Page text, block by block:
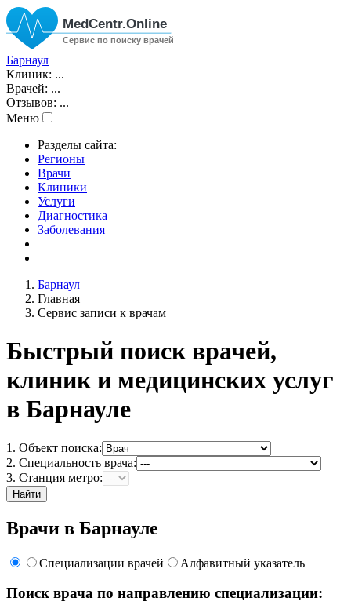
Барнаул
Клиник: ...
Врачей: ...
Отзывов: ...
Меню
Разделы сайта:
Регионы
Врачи
Клиники
Услуги
Диагностика
Заболевания
Барнаул
Главная
Сервис записи к врачам
Быстрый поиск врачей,
клиник и медицинских услуг
в Барнауле
1. Объект поиска:
2. Специальность врача:
3. Станция метро:
Найти
Врачи в Барнауле
Специализации врачей Алфавитный указатель
Поиск врача по направлению специализации: